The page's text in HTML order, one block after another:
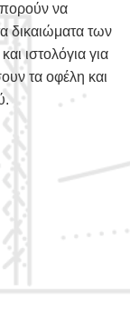
να
δικαιώματα των
ιστολόγια για
τα οφέλη και